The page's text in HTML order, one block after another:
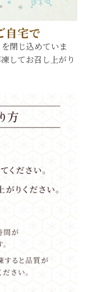
自宅で
閉じ込めていま
してお召し上がり